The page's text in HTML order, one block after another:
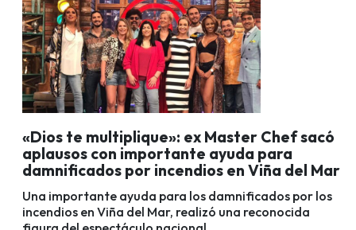
«Dios te multiplique»: ex Master Chef sacó
aplausos con importante ayuda para
damnificados por incendios en Viña del Mar
Una importante ayuda para los damnificados por los
incendios en Viña del Mar, realizó una reconocida